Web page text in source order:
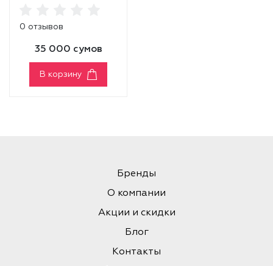
0 отзывов
35 000 сумов
В корзину
Бренды
О компании
Акции и скидки
Блог
Контакты